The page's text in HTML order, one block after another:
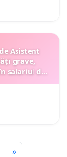
Asistent
grave,
salariul de
»